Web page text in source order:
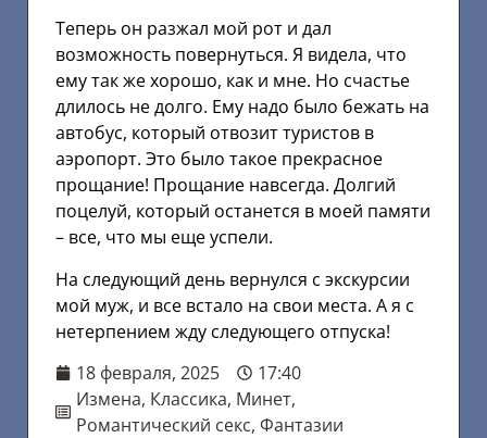
Теперь он разжал мой рот и дал
возможность повернуться. Я видела, что
ему так же хорошо, как и мне. Но счастье
длилось не долго. Ему надо было бежать на
автобус, который отвозит туристов в
аэропорт. Это было такое прекрасное
прощание! Прощание навсегда. Долгий
поцелуй, который останется в моей памяти
– все, что мы еще успели.
На следующий день вернулся с экскурсии
мой муж, и все встало на свои места. А я с
нетерпением жду следующего отпуска!
18 февраля, 2025
17:40
Измена, Классика, Минет,
Романтический секс, Фантазии